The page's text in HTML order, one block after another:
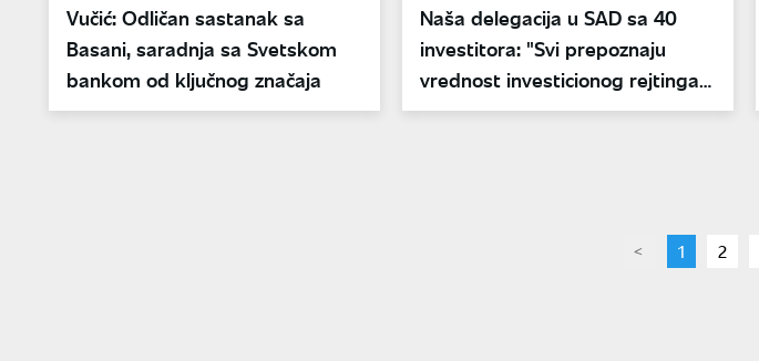
Vučić: Odličan sastanak sa
Basani, saradnja sa Svetskom
bankom od ključnog značaja
Naša delegacija u SAD sa 40
investitora: "Svi prepoznaju
vrednost investicionog rejtinga
Srbije"
pageYou're
1 page
2